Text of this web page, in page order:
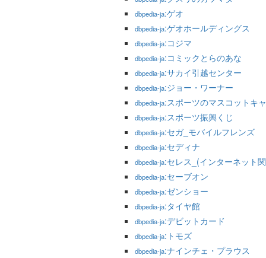
dbpedia-ja:ゲオ
dbpedia-ja:ゲオホールディングス
dbpedia-ja:コジマ
dbpedia-ja:コミックとらのあな
dbpedia-ja:サカイ引越センター
dbpedia-ja:ジョー・ワーナー
dbpedia-ja:スポーツのマスコットキ
dbpedia-ja:スポーツ振興くじ
dbpedia-ja:セガ_モバイルフレンズ
dbpedia-ja:セディナ
dbpedia-ja:セレス_(インターネット
dbpedia-ja:セーブオン
dbpedia-ja:ゼンショー
dbpedia-ja:タイヤ館
dbpedia-ja:デビットカード
dbpedia-ja:トモズ
dbpedia-ja:ナインチェ・プラウス